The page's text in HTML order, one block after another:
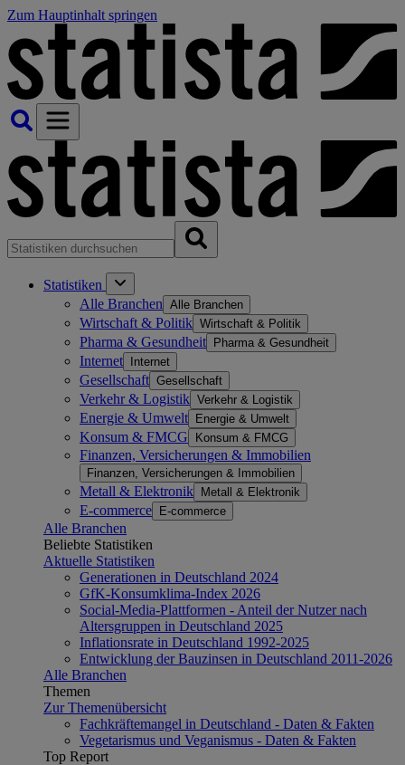
Zum Hauptinhalt springen
Statistiken
Alle Branchen Alle Branchen
Wirtschaft & Politik Wirtschaft & Politik
Pharma & Gesundheit Pharma & Gesundheit
Internet Internet
Gesellschaft Gesellschaft
Verkehr & Logistik Verkehr & Logistik
Energie & Umwelt Energie & Umwelt
Konsum & FMCG Konsum & FMCG
Finanzen, Versicherungen & Immobilien
Finanzen, Versicherungen & Immobilien
Metall & Elektronik Metall & Elektronik
E-commerce E-commerce
Alle Branchen
Beliebte Statistiken
Aktuelle Statistiken
Generationen in Deutschland 2024
GfK-Konsumklima-Index 2026
Social-Media-Plattformen - Anteil der Nutzer nach
Altersgruppen in Deutschland 2025
Inflationsrate in Deutschland 1992-2025
Entwicklung der Bauzinsen in Deutschland 2011-2026
Alle Branchen
Themen
Zur Themenübersicht
Fachkräftemangel in Deutschland - Daten & Fakten
Vegetarismus und Veganismus - Daten & Fakten
Top Report